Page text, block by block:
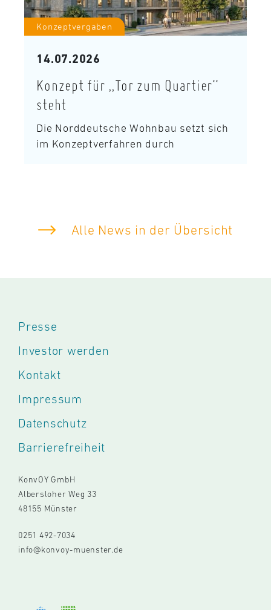
Konzeptvergaben
14.07.2026
Konzept für „Tor zum Quartier“
steht
Die Norddeutsche Wohnbau setzt sich
im Konzeptverfahren durch
Alle News in der Übersicht
Presse
Investor werden
Kontakt
Impressum
Datenschutz
Barrierefreiheit
KonvOY GmbH
Albersloher Weg 33
48155 Münster
0251 492-7034
info@konvoy-muenster.de